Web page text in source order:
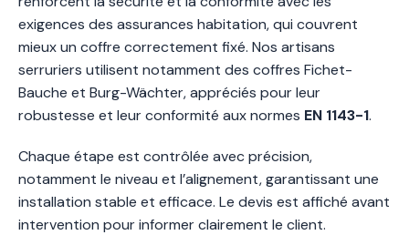
exigences des assurances habitation, qui couvrent
mieux un coffre correctement fixé. Nos artisans
serruriers utilisent notamment des coffres Fichet-
Bauche et Burg-Wächter, appréciés pour leur
robustesse et leur conformité aux normes EN 1143-1.
Chaque étape est contrôlée avec précision,
notamment le niveau et l’alignement, garantissant une
installation stable et efficace. Le devis est affiché avant
intervention pour informer clairement le client.